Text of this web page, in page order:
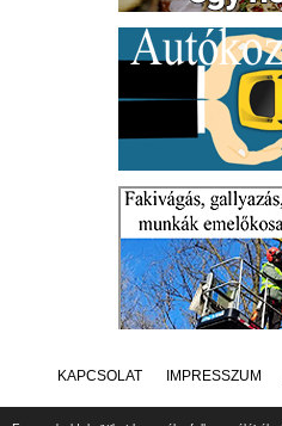
KAPCSOLAT IMPRESSZUM